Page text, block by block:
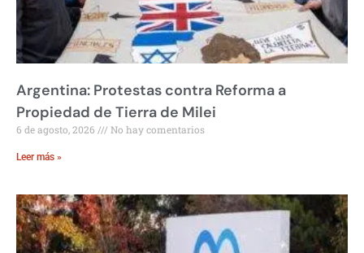
Argentina: Protestas contra Reforma a
Propiedad de Tierra de Milei
6 de agosto, 2026 No hay comentarios
Leer más »